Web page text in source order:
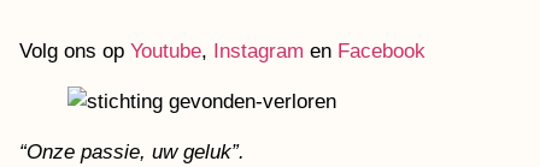
Volg ons op Youtube, Instagram en Facebook
“Onze passie, uw geluk”.